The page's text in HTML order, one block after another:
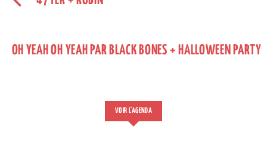
OH YEAH OH YEAH PAR BLACK BONES + HALLOWEEN PARTY
VOIR L'AGENDA